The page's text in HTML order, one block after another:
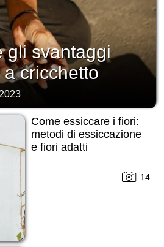
gli svantaggi
cricchetto
Come essiccare i fiori:
metodi di essiccazione
e fiori adatti
14